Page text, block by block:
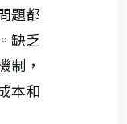
題都
缺乏
制，
本和